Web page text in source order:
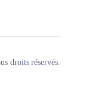
droits réservés.